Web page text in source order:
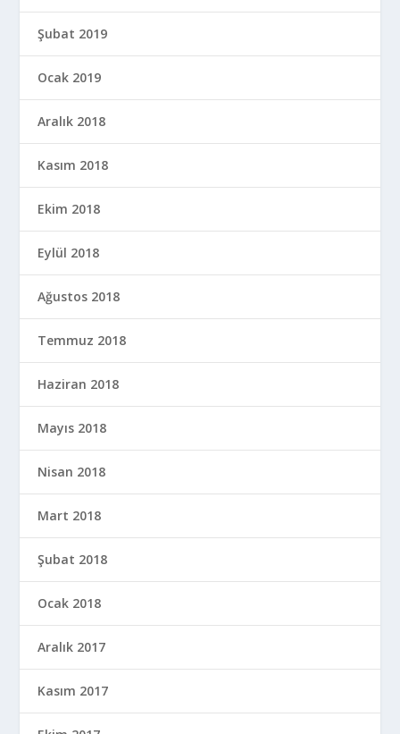
Şubat 2019
Ocak 2019
Aralık 2018
Kasım 2018
Ekim 2018
Eylül 2018
Ağustos 2018
Temmuz 2018
Haziran 2018
Mayıs 2018
Nisan 2018
Mart 2018
Şubat 2018
Ocak 2018
Aralık 2017
Kasım 2017